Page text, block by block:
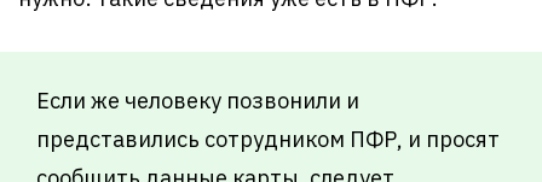
Если же человеку позвонили и
представились сотрудником ПФР, и просят